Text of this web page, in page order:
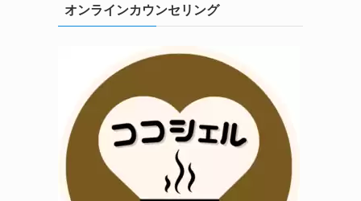
オンラインカウンセリング